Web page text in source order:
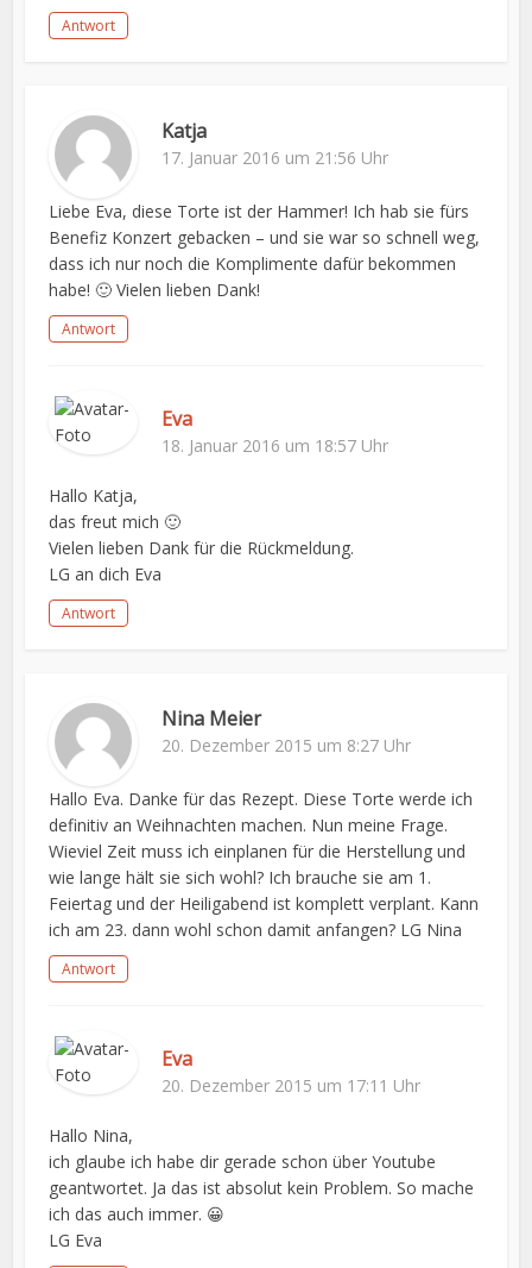
Antwort
Katja
17. Januar 2016 um 21:56 Uhr
Liebe Eva, diese Torte ist der Hammer! Ich hab sie fürs
Benefiz Konzert gebacken – und sie war so schnell weg,
dass ich nur noch die Komplimente dafür bekommen
habe! 🙂 Vielen lieben Dank!
Antwort
Eva
18. Januar 2016 um 18:57 Uhr
Hallo Katja,
das freut mich 🙂
Vielen lieben Dank für die Rückmeldung.
LG an dich Eva
Antwort
Nina Meier
20. Dezember 2015 um 8:27 Uhr
Hallo Eva. Danke für das Rezept. Diese Torte werde ich
definitiv an Weihnachten machen. Nun meine Frage.
Wieviel Zeit muss ich einplanen für die Herstellung und
wie lange hält sie sich wohl? Ich brauche sie am 1.
Feiertag und der Heiligabend ist komplett verplant. Kann
ich am 23. dann wohl schon damit anfangen? LG Nina
Antwort
Eva
20. Dezember 2015 um 17:11 Uhr
Hallo Nina,
ich glaube ich habe dir gerade schon über Youtube
geantwortet. Ja das ist absolut kein Problem. So mache
ich das auch immer. 😀
LG Eva